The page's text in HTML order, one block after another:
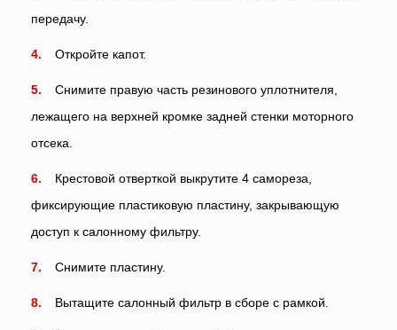
передачу.
Откройте капот.
Снимите правую часть резинового уплотнителя,
лежащего на верхней кромке задней стенки моторного
отсека.
Крестовой отверткой выкрутите 4 самореза,
фиксирующие пластиковую пластину, закрывающую
доступ к салонному фильтру.
Снимите пластину.
Вытащите салонный фильтр в сборе с рамкой.